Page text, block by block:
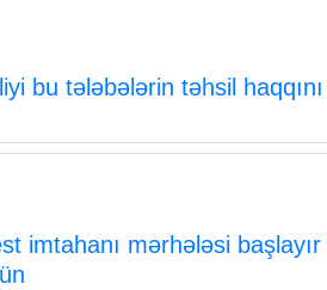
bu tələbələrin təhsil haqqını
imtahanı mərhələsi başlayır